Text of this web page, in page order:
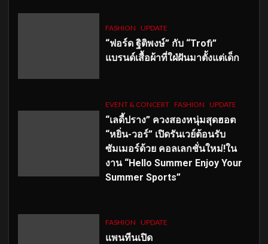
FASHION UPDATE
“ฟอร์ด ฐิติพงษ์” กับ “Trofi”
แบรนด์เสื้อผ้าที่ใฝ่ฝันมาตั้งแต่เด็ก
EVENT & CONCERT FASHION UPDATE
“เลดี้ปราง” ควงสองหนุ่มสุดฮอต
“หยิ่น-วอร์” เปิดรันเวย์ต้อนรับ
ซัมเมอร์ด้วย คอลเลกชั่นใหม่!ใน
งาน “Hello Summer Enjoy Your
Summer Sports”
FASHION UPDATE
แพนทีนเปิด